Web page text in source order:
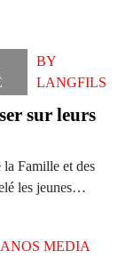
BY
LANGFILS
sur leurs
la Famille et des
les jeunes…
MEDIA